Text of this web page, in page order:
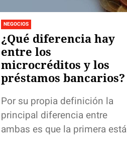
NEGOCIOS
¿Qué diferencia hay
entre los
microcréditos y los
préstamos bancarios?
Por su propia definición la
principal diferencia entre
ambas es que la primera está